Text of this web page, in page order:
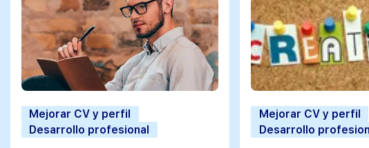
Mejorar CV y perfil
Desarrollo profesional
Mejorar CV y perfil
Desarrollo